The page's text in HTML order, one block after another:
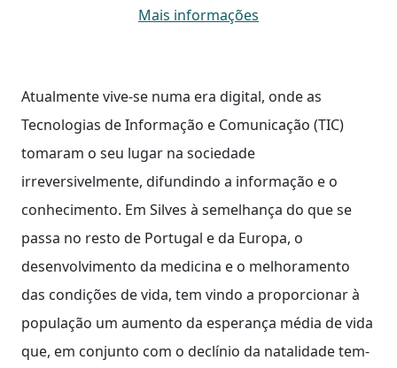
Mais informações
Atualmente vive-se numa era digital, onde as
Tecnologias de Informação e Comunicação (TIC)
tomaram o seu lugar na sociedade
irreversivelmente, difundindo a informação e o
conhecimento. Em Silves à semelhança do que se
passa no resto de Portugal e da Europa, o
desenvolvimento da medicina e o melhoramento
das condições de vida, tem vindo a proporcionar à
população um aumento da esperança média de vida
que, em conjunto com o declínio da natalidade tem-